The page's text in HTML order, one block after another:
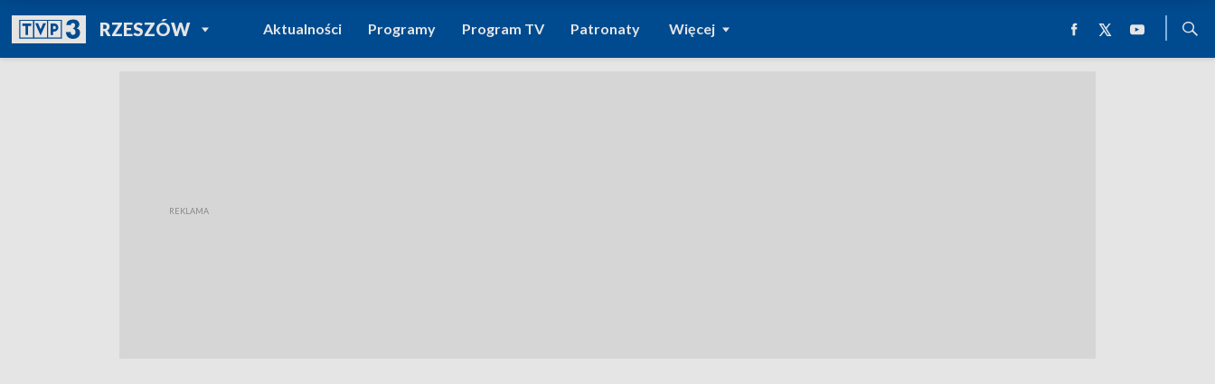
RZESZÓWPOWRÓT DO
TVP REGIONY
Aktualności Programy Program TV Patronaty Więcej